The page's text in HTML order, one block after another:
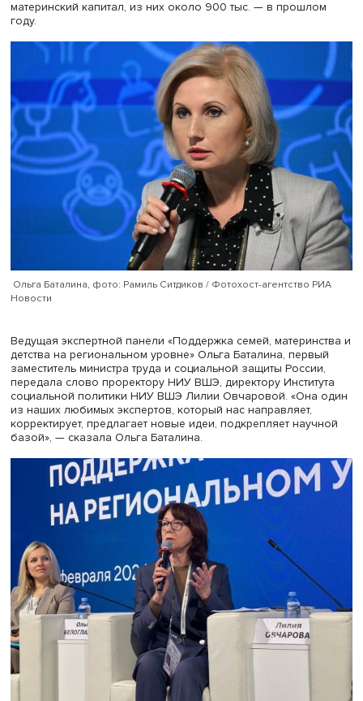
Вице-премьер Татьяна Голикова напомнила, что за 20
охват семей мерами финансовой поддержки вырос в
Она сообщила: в 2023 году федеральная поддержка в
детского бюджета составила 2,8 трлн рублей, а в 2024
она увеличится до 2,9 трлн рублей. Татьяна Голикова
отметила, что в 2023 году единое пособие в РФ
родители почти 11 млн детей и около 400 тыс.
женщин. Российские семьи получили 13,8 млн
материнский капитал, из них около 900 тыс. — в
году.
Ольга Баталина, фото: Рамиль Ситдиков / Фотохост-агентство
Новости
Ведущая экспертной панели «Поддержка семей,
детства на региональном уровне» Ольга Баталина,
заместитель министра труда и социальной защиты
передала слово проректору НИУ ВШЭ, директору
социальной политики НИУ ВШЭ Лилии Овчаровой.
из наших любимых экспертов, который нас направляет,
корректирует, предлагает новые идеи, подкрепляет
базой», — сказала Ольга Баталина.